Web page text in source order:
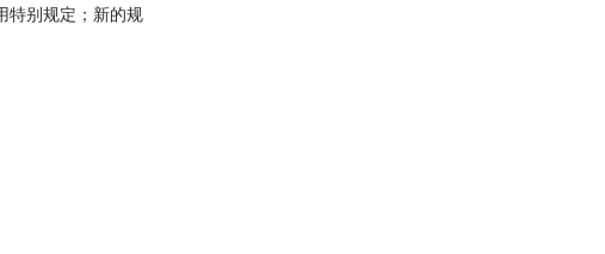
特别规定；新的规